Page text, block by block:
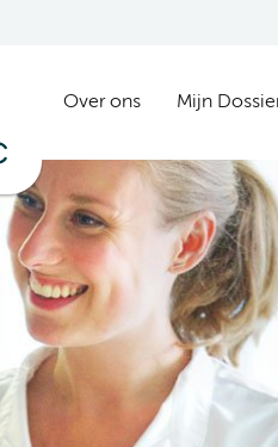
Over ons Mijn